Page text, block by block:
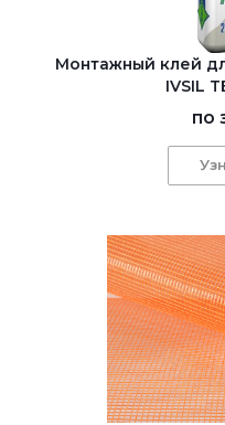
Монтажный клей
IVSIL
по